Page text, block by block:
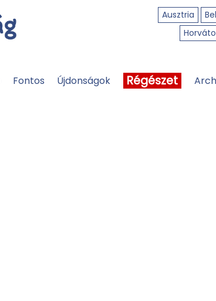
Ausztria
Fontos Újdonságok Régészet